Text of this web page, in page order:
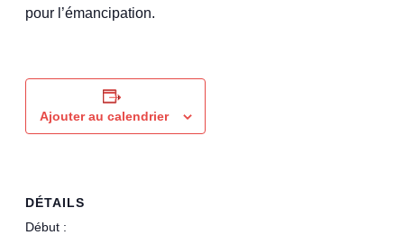
pour l’émancipation.
Ajouter au calendrier
DÉTAILS
Début :